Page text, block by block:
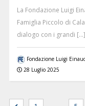
La Fondazione Luigi
Famiglia Piccolo di
dialogo con i grandi [...]
Fondazione Luigi
28 Luglio 2025